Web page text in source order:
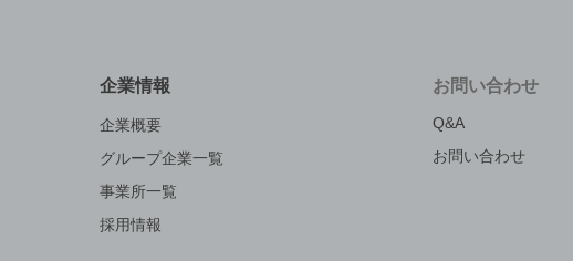
企業情報
企業概要
グループ企業一覧
事業所一覧
採用情報
お問い合わせ
Q&A
お問い合わせ